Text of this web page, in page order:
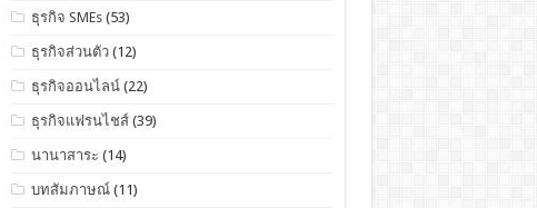
ธุรกิจ SMEs (53)
ธุรกิจส่วนตัว (12)
ธุรกิจออนไลน์ (22)
ธุรกิจแฟรนไชส์ (39)
นานาสาระ (14)
บทสัมภาษณ์ (11)